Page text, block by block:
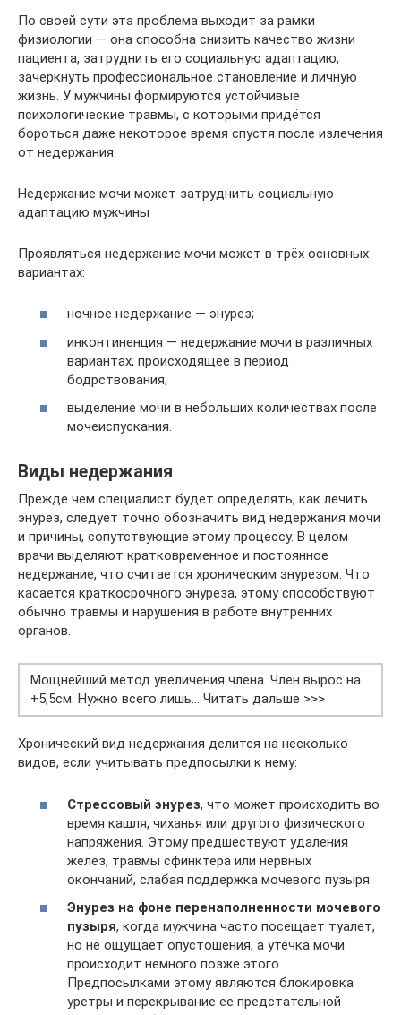
По своей сути эта проблема выходит за рамки
физиологии — она способна снизить качество жизни
пациента, затруднить его социальную адаптацию,
зачеркнуть профессиональное становление и личную
жизнь. У мужчины формируются устойчивые
психологические травмы, с которыми придётся
бороться даже некоторое время спустя после излечения
от недержания.
Недержание мочи может затруднить социальную
адаптацию мужчины
Проявляться недержание мочи может в трёх основных
вариантах:
ночное недержание — энурез;
инконтиненция — недержание мочи в различных
вариантах, происходящее в период
бодрствования;
выделение мочи в небольших количествах после
мочеиспускания.
Виды недержания
Прежде чем специалист будет определять, как лечить
энурез, следует точно обозначить вид недержания мочи
и причины, сопутствующие этому процессу. В целом
врачи выделяют кратковременное и постоянное
недержание, что считается хроническим энурезом. Что
касается краткосрочного энуреза, этому способствуют
обычно травмы и нарушения в работе внутренних
органов.
Мощнейший метод увеличения члена. Член вырос на
+5,5см. Нужно всего лишь… Читать дальше >>>
Хронический вид недержания делится на несколько
видов, если учитывать предпосылки к нему:
Стрессовый энурез, что может происходить во
время кашля, чиханья или другого физического
напряжения. Этому предшествуют удаления
желез, травмы сфинктера или нервных
окончаний, слабая поддержка мочевого пузыря.
Энурез на фоне перенаполненности мочевого
пузыря, когда мужчина часто посещает туалет,
но не ощущает опустошения, а утечка мочи
происходит немного позже этого.
Предпосылками этому являются блокировка
уретры и перекрывание ее предстательной